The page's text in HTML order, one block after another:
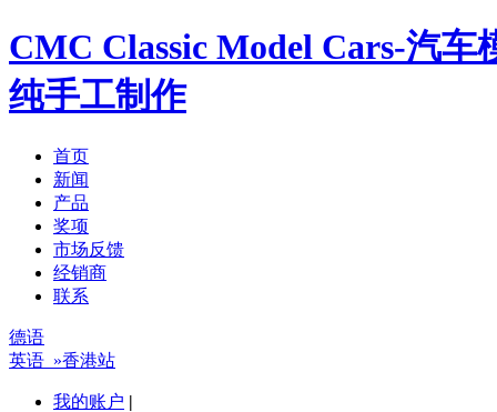
CMC Classic Model Cars-汽
纯手工制作
首页
新闻
产品
奖项
市场反馈
经销商
联系
德语
英语 »香港站
我的账户 |